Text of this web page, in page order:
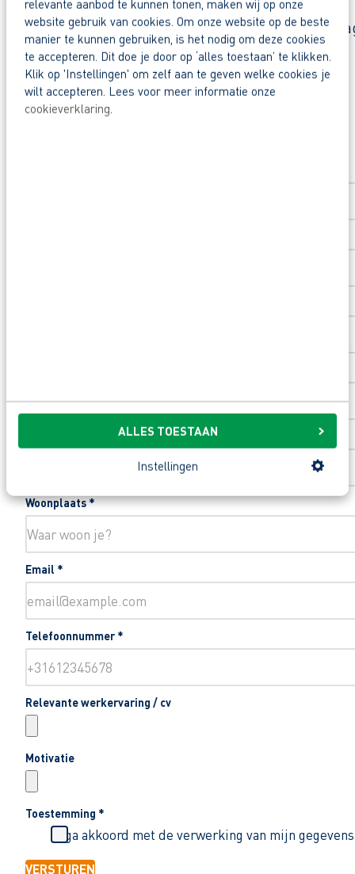
relevante aanbod te kunnen tonen, maken wij op onze
website gebruik van cookies. Om onze website op de beste
manier te kunnen gebruiken, is het nodig om deze cookies
te accepteren. Dit doe je door op ‘alles toestaan’ te klikken.
Klik op 'Instellingen' om zelf aan te geven welke cookies je
wilt accepteren. Lees voor meer informatie onze
cookieverklaring.
ALLES TOESTAAN
Instellingen
Zo maak je werk van jouw toekomst
Reageer nu op deze vacature. Al binnen 1
Waarom solliciteren via AB Vakwerk?
Snel naar een vast contract.
Beoordeeld door flexkrachten met een 9+.
Wil je meer weten over deze vacature, de
Deel deze vacature:
Toevoeging huisnummer
Woonplaats*
Email *
Telefoonnummer *
Relevante werkervaring / cv
Motivatie
Toestemming *
Ik ga akkoord met de verwerking van mijn
VERSTUREN